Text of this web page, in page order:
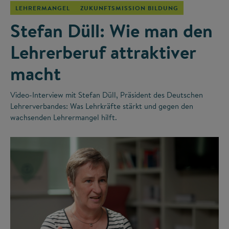
LEHRERMANGEL ZUKUNFTSMISSION BILDUNG
Stefan Düll: Wie man den
Lehrerberuf attraktiver
macht
Video-Interview mit Stefan Düll, Präsident des Deutschen
Lehrerverbandes: Was Lehrkräfte stärkt und gegen den
wachsenden Lehrermangel hilft.